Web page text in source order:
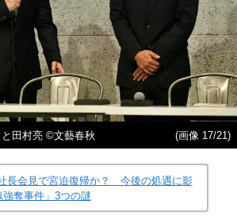
田村亮 ©文藝春秋 (画像 17/21)
長会見で宮迫復帰か？ 今後の処遇に影
奪事件」3つの謎